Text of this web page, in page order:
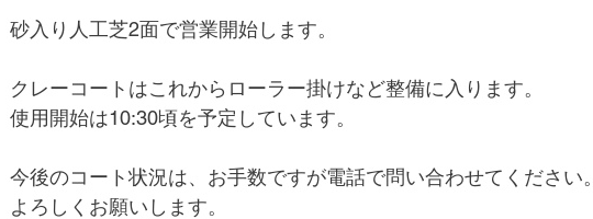
砂入り人工芝2面で営業開始します。
クレーコートはこれからローラー掛けなど整備に入ります。
使用開始は10:30頃を予定しています。
今後のコート状況は、お手数ですが電話で問い合わせてください。
よろしくお願いします。